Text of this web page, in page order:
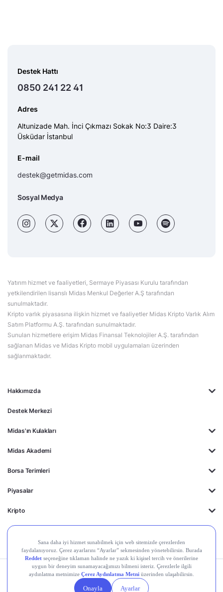
Hakkımızda
Destek Merkezi
Midas'ın Kulakları
Midas Akademi
Borsa Terimleri
Piyasalar
Kripto
Ayrıcalıklar
Destek Hattı
0850 241 22 41
Adres
Altunizade Mah. İnci Çıkmazı Sokak No:3 Daire:3
Üsküdar İstanbul
E-mail
destek@getmidas.com
Sosyal Medya
Yatırım hizmet ve faaliyetleri, Sermaye Piyasası Kurulu tarafından
yetkilendirilen lisanslı Midas Menkul Değerler A.Ş tarafından
sunulmaktadır.
Kripto varlık piyasasına ilişkin hizmet ve faaliyetler Midas Kripto Varlık Alım
Satım Platformu A.Ş. tarafından sunulmaktadır.
Sunulan hizmetlere erişim Midas Finansal Teknolojiler A.Ş. tarafından
sağlanan Midas ve Midas Kripto mobil uygulamaları üzerinden
sağlanmaktadır.
Kişisel Verilerin
Gizlilik
Politikası
Yasal
Duyurular
Çerez